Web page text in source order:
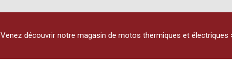
Venez découvrir notre magasin de motos thermiques et électriques